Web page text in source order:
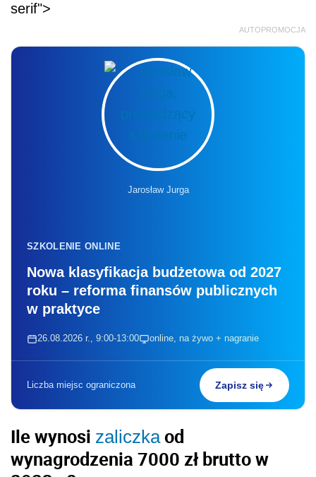
serif">
AUTOPROMOCJA
Jarosław Jurga
SZKOLENIE ONLINE
Nowa klasyfikacja budżetowa od 2027
roku – reforma finansów publicznych
w praktyce
26.08.2026 r., 9:00-13:00 online, na żywo + nagranie
Liczba miejsc ograniczona Zapisz się
Ile wynosi zaliczkaod
wynagrodzenia 7000 zł brutto w